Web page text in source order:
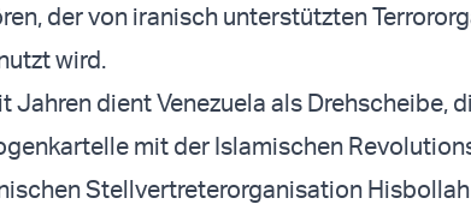
der von iranisch unterstützten
wird.
Jahren dient Venezuela als Drehscheibe,
mit der Islamischen
Stellvertreterorganisation